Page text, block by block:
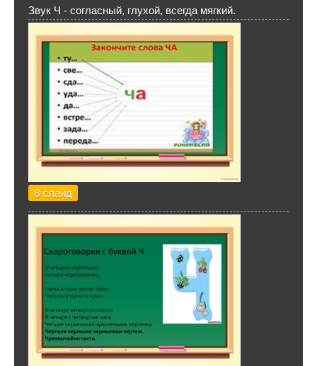
Звук Ч - согласный, глухой, всегда мягкий.
8 слайд